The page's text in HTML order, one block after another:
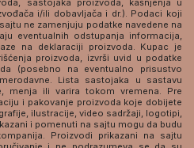
sastojaka proizvoda, kašnjenja u
i/ili dobavljača i dr.). Podaci koji
ne zamenjuju podatke navedene na
eventualnih odstupanja informacija,
na deklaraciji proizvoda. Kupac je
proizvoda, izvrši uvid u podatke
(posebno na eventualno prisustvo
Lista sastojaka u sastavu
menja ili varira tokom vremena. Pre
i pakovanje proizvoda koje dobijete
ilustracije, video sadržaji, logotipi,
i pomenuti na sajtu mogu da budu
Proizvodi prikazani na sajtu